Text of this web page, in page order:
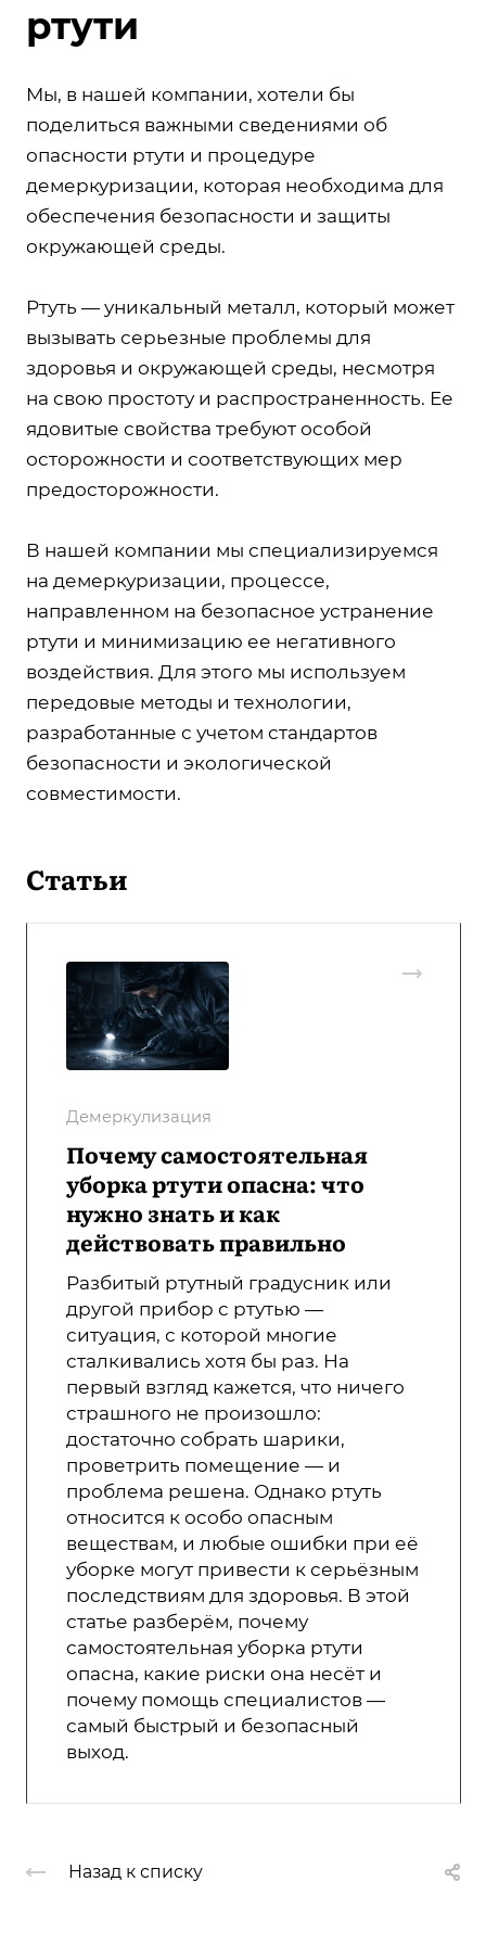
ртути
Мы, в нашей компании, хотели бы
поделиться важными сведениями об
опасности ртути и процедуре
демеркуризации, которая необходима для
обеспечения безопасности и защиты
окружающей среды.
Ртуть — уникальный металл, который может
вызывать серьезные проблемы для
здоровья и окружающей среды, несмотря
на свою простоту и распространенность. Ее
ядовитые свойства требуют особой
осторожности и соответствующих мер
предосторожности.
В нашей компании мы специализируемся
на демеркуризации, процессе,
направленном на безопасное устранение
ртути и минимизацию ее негативного
воздействия. Для этого мы используем
передовые методы и технологии,
разработанные с учетом стандартов
безопасности и экологической
совместимости.
Статьи
Демеркулизация
Почему самостоятельная
уборка ртути опасна: что
нужно знать и как
действовать правильно
Разбитый ртутный градусник или
другой прибор с ртутью —
ситуация, с которой многие
сталкивались хотя бы раз. На
первый взгляд кажется, что ничего
страшного не произошло:
достаточно собрать шарики,
проветрить помещение — и
проблема решена. Однако ртуть
относится к особо опасным
веществам, и любые ошибки при её
уборке могут привести к серьёзным
последствиям для здоровья. В этой
статье разберём, почему
самостоятельная уборка ртути
опасна, какие риски она несёт и
почему помощь специалистов —
самый быстрый и безопасный
выход.
Назад к списку